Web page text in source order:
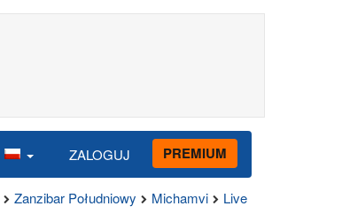
ZALOGUJ PREMIUM
Zanzibar Południowy Michamvi Live